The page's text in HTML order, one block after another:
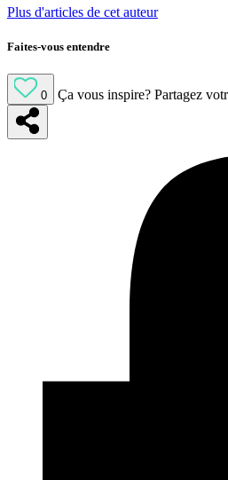
Plus d'articles de cet auteur
Faites-vous entendre
0 Ça vous inspire? Partagez